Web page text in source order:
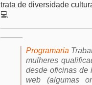
trata de diversidade
💻
Programaria
mulheres
desde oficinas de
web (algumas